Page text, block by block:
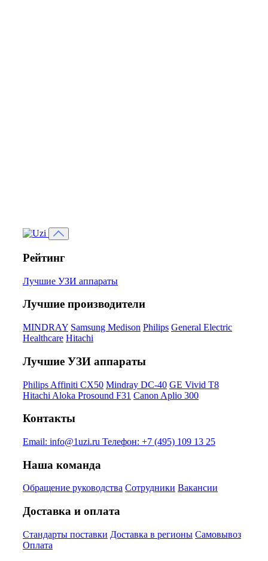
Рейтинг
Лучшие УЗИ аппараты
Лучшие производители
MINDRAY Samsung Medison Philips General Electric
Healthcare Hitachi
Лучшие УЗИ аппараты
Philips Affiniti CX50 Mindray DC-40 GE Vivid T8
Hitachi Aloka Prosound F31 Canon Aplio 300
Контакты
Email: info@1uzi.ru Телефон: +7 (495) 109 13 25
Наша команда
Обращение руководства Сотрудники Вакансии
Доставка и оплата
Стандарты поставки Доставка в регионы Самовывоз
Оплата